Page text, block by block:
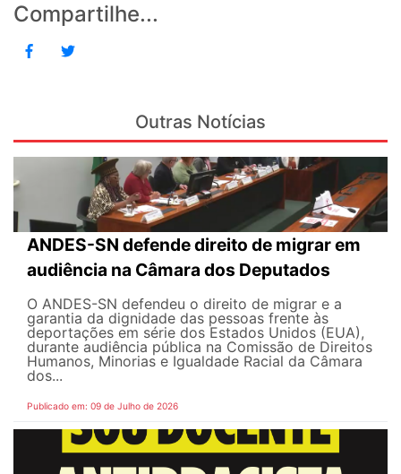
Compartilhe...
Outras Notícias
ANDES-SN defende direito de migrar em
audiência na Câmara dos Deputados
O ANDES-SN defendeu o direito de migrar e a
garantia da dignidade das pessoas frente às
deportações em série dos Estados Unidos (EUA),
durante audiência pública na Comissão de Direitos
Humanos, Minorias e Igualdade Racial da Câmara
dos...
Publicado em: 09 de Julho de 2026